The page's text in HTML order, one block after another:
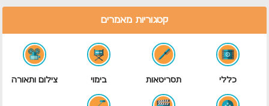
קטגוריות מאמרים
כללי תסריטאות בימוי צילום ותאורה